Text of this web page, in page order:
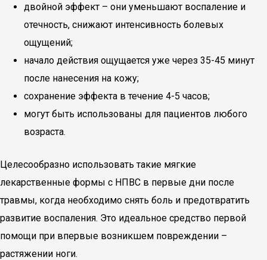
двойной эффект – они уменьшают воспаление и
отечность, снижают интенсивность болевых
ощущений;
начало действия ощущается уже через 35-45 минут
после нанесения на кожу;
сохранение эффекта в течение 4-5 часов;
могут быть использованы для пациентов любого
возраста.
Целесообразно использовать такие мягкие
лекарственные формы с НПВС в первые дни после
травмы, когда необходимо снять боль и предотвратить
развитие воспаления. Это идеальное средство первой
помощи при впервые возникшем повреждении –
растяжении ноги.